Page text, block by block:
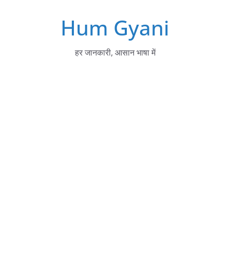
Hum Gyani
हर जानकारी, आसान भाषा में